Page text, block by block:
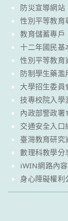
防災宣導網站
性別平等教育
教育儲蓄專戶
十二年國民基
性別平等教育
防制學生藥濫
大學招生委員
技專校院入學
內政部警政
交通安全入口
臺灣教育研究
數理科教學分
iWIN網路內
身心障礙權利